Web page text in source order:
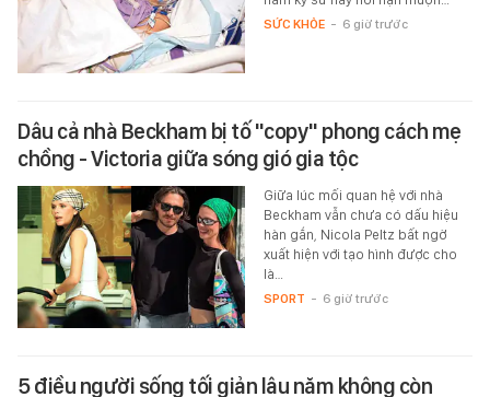
SỨC KHỎE - 6 giờ trước
Dâu cả nhà Beckham bị tố "copy" phong cách mẹ
chồng - Victoria giữa sóng gió gia tộc
Giữa lúc mối quan hệ với nhà
Beckham vẫn chưa có dấu hiệu
hàn gắn, Nicola Peltz bất ngờ
xuất hiện với tạo hình được cho
là…
SPORT - 6 giờ trước
5 điều người sống tối giản lâu năm không còn